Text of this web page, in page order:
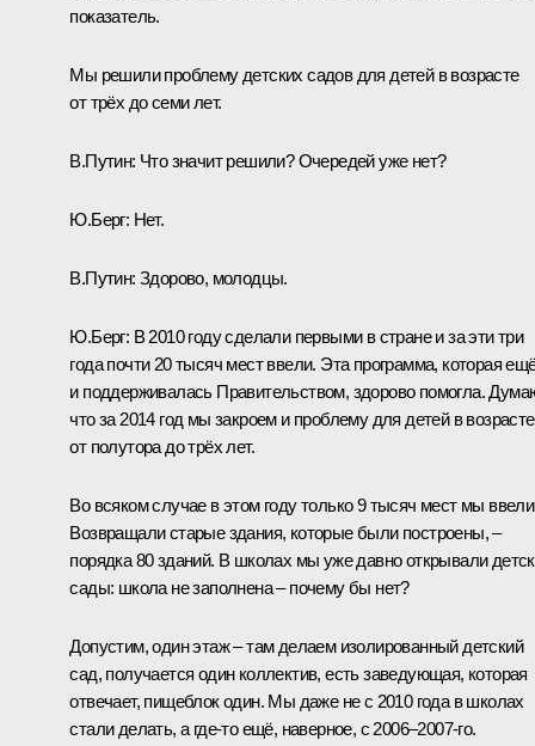
показатель.
Мы решили проблему детских садов для детей в возрасте
от трёх до семи лет.
В.Путин: Что значит решили? Очередей уже нет?
Ю.Берг: Нет.
В.Путин: Здорово, молодцы.
Ю.Берг: В 2010 году сделали первыми в стране и за эти три
года почти 20 тысяч мест ввели. Эта программа, которая
и поддерживалась Правительством, здорово помогла.
что за 2014 год мы закроем и проблему для детей в возрасте
от полутора до трёх лет.
Во всяком случае в этом году только 9 тысяч мест мы
Возвращали старые здания, которые были построены, –
порядка 80 зданий. В школах мы уже давно открывали
сады: школа не заполнена – почему бы нет?
Допустим, один этаж – там делаем изолированный детский
сад, получается один коллектив, есть заведующая, которая
отвечает, пищеблок один. Мы даже не с 2010 года в школах
стали делать, а где‑то ещё, наверное, с 2006–2007-го.